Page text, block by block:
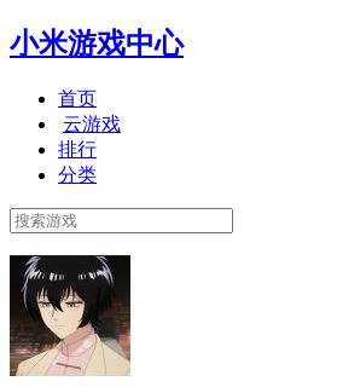
小米游戏中心
首页
云游戏
排行
分类